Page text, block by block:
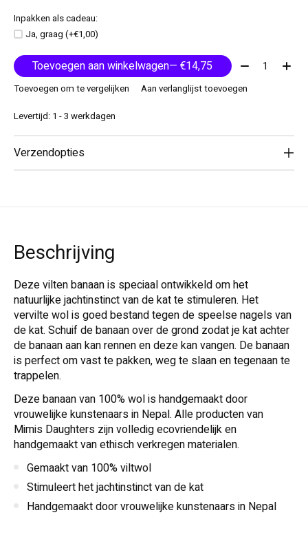
Inpakken als cadeau:
Ja, graag (+€1,00)
Toevoegen aan winkelwagen — €14,75 Aantal:
Toevoegen om te vergelijken
Aan verlanglijst toevoegen
Levertijd: 1 - 3 werkdagen
Verzendopties
Beschrijving
Deze vilten banaan is speciaal ontwikkeld om het
natuurlijke jachtinstinct van de kat te stimuleren. Het
vervilte wol is goed bestand tegen de speelse nagels van
de kat. Schuif de banaan over de grond zodat je kat achter
de banaan aan kan rennen en deze kan vangen. De banaan
is perfect om vast te pakken, weg te slaan en tegenaan te
trappelen.
Deze banaan van 100% wol is handgemaakt door
vrouwelijke kunstenaars in Nepal. Alle producten van
Mimis Daughters zijn volledig ecovriendelijk en
handgemaakt van ethisch verkregen materialen.
Gemaakt van 100% viltwol
Stimuleert het jachtinstinct van de kat
Handgemaakt door vrouwelijke kunstenaars in Nepal